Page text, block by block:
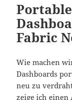
Fabric
Wie machen
Dashboards
neu zu
zeige ich einen